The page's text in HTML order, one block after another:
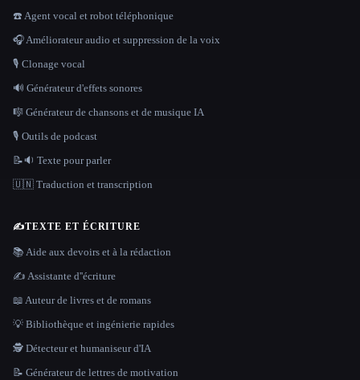
☎️ Agent vocal et robot téléphonique
🎧 Améliorateur audio et suppression de la voix
🎙️ Clonage vocal
🔊 Générateur d'effets sonores
🎼 Générateur de chansons et de musique IA
🎙️ Outils de podcast
📝🔉 Texte pour parler
🇺🇳 Traduction et transcription
✍️TEXTE ET ÉCRITURE
📚 Aide aux devoirs et à la rédaction
✍️ Assistante d''écriture
📖 Auteur de livres et de romans
💡 Bibliothèque et ingénierie rapides
🕵️ Détecteur et humaniseur d'IA
📝 Générateur de lettres de motivation